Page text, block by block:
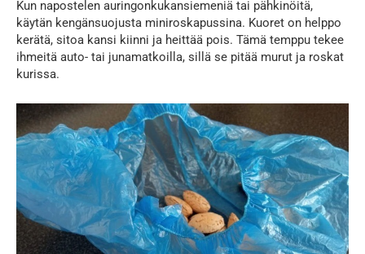
Kun napostelen auringonkukansiemeniä tai pähkinöitä,
käytän kengänsuojusta miniroskapussina. Kuoret on helppo
kerätä, sitoa kansi kiinni ja heittää pois. Tämä temppu tekee
ihmeitä auto- tai junamatkoilla, sillä se pitää murut ja roskat
kurissa.